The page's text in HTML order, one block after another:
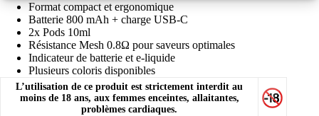
Format compact et ergonomique
Batterie 800 mAh + charge USB-C
2x Pods 10ml
Résistance Mesh 0.8Ω pour saveurs optimales
Indicateur de batterie et e-liquide
Plusieurs coloris disponibles
L’utilisation de ce produit est strictement interdit au
moins de 18 ans, aux femmes enceintes, allaitantes,
problèmes cardiaques.